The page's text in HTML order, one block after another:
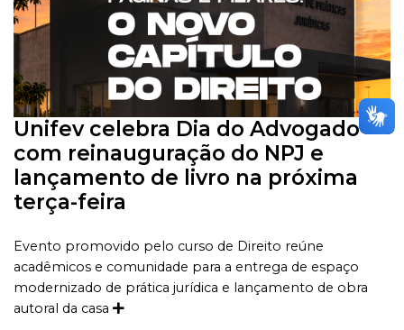
Unifev celebra Dia do Advogado
com reinauguração do NPJ e
lançamento de livro na próxima
terça-feira
Evento promovido pelo curso de Direito reúne
acadêmicos e comunidade para a entrega de espaço
modernizado de prática jurídica e lançamento de obra
autoral da casa